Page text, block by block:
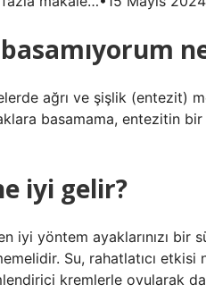
ağrı ve şişlik (entezit)
basamama, entezitin
iyi gelir?
yöntem ayaklarınızı bir
Su, rahatlatıcı etkisi
kremlerle ovularak da